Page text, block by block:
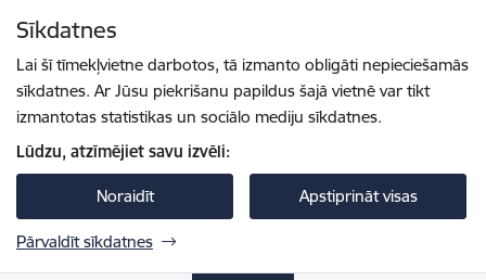
Sīkdatnes
Lai šī tīmekļvietne darbotos, tā izmanto obligāti nepieciešamās
sīkdatnes. Ar Jūsu piekrišanu papildus šajā vietnē var tikt
izmantotas statistikas un sociālo mediju sīkdatnes.
Lūdzu, atzīmējiet savu izvēli:
Noraidīt Apstiprināt visas
Pārvaldīt sīkdatnes